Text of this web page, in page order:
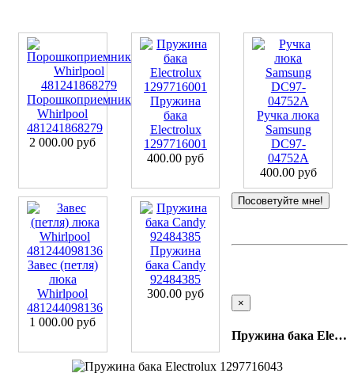
Порошкоприемник
Whirlpool
481241868279
2 000.00 руб
Пружина
бака
Electrolux
1297716001
400.00 руб
Ручка люка
Samsung
DC97-
04752A
400.00 руб
Завес (петля)
люка
Whirlpool
481244098136
1 000.00 руб
Пружина
бака Candy
92484385
300.00 руб
Посоветуйте мне!
×
Пружина бака Electrolux 1297716043